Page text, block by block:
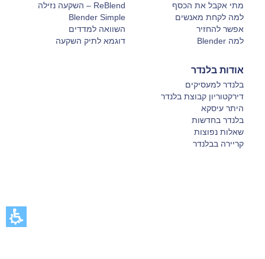
מתי אקבל את הכסף
למה לקחת מאנשים
אפשר להחזיר
למה Blender
ReBlend – השקעה נזילה
Blender Simple
השוואה למדדים
דוגמא לתיק השקעה
אודות בלנדר
בלנדר למעסיקים
דירקטוריון קבוצת בלנדר
היתר עיסקא
בלנדר בחדשות
שאלות נפוצות
קריירה בבלנדר